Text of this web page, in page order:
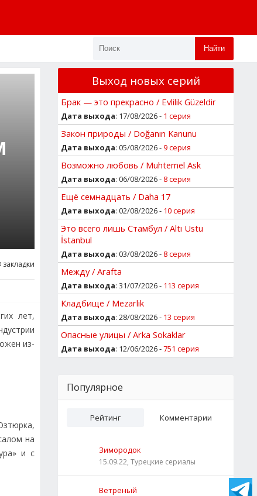
Найти
закладки
лет,
из-
на
и с
Выход новых серий
Брак — это прекрасно / Evlilik Güzeldir
Дата выхода: 17/08/2026 - 1 серия
Закон природы / Doğanın Kanunu
Дата выхода: 05/08/2026 -9 серия
Возможно любовь / Muhtemel Ask
Дата выхода: 06/08/2026 - 8 серия
Ещё семнадцать / Daha 17
Дата выхода: 02/08/2026 - 10 серия
Это всего лишь Стамбул / Altı Ustu
İstanbul
Дата выхода: 03/08/2026 - 8 серия
Между / Arafta
Дата выхода: 31/07/2026 - 113 серия
Кладбище / Mezarlik
Дата выхода: 28/08/2026 - 13 серия
Опасные улицы / Arka Sokaklar
Дата выхода: 12/06/2026 -751 серия
Популярное
Рейтинг Комментарии
Зимородок
15.09.22, Турецкие сериалы
Ветреный